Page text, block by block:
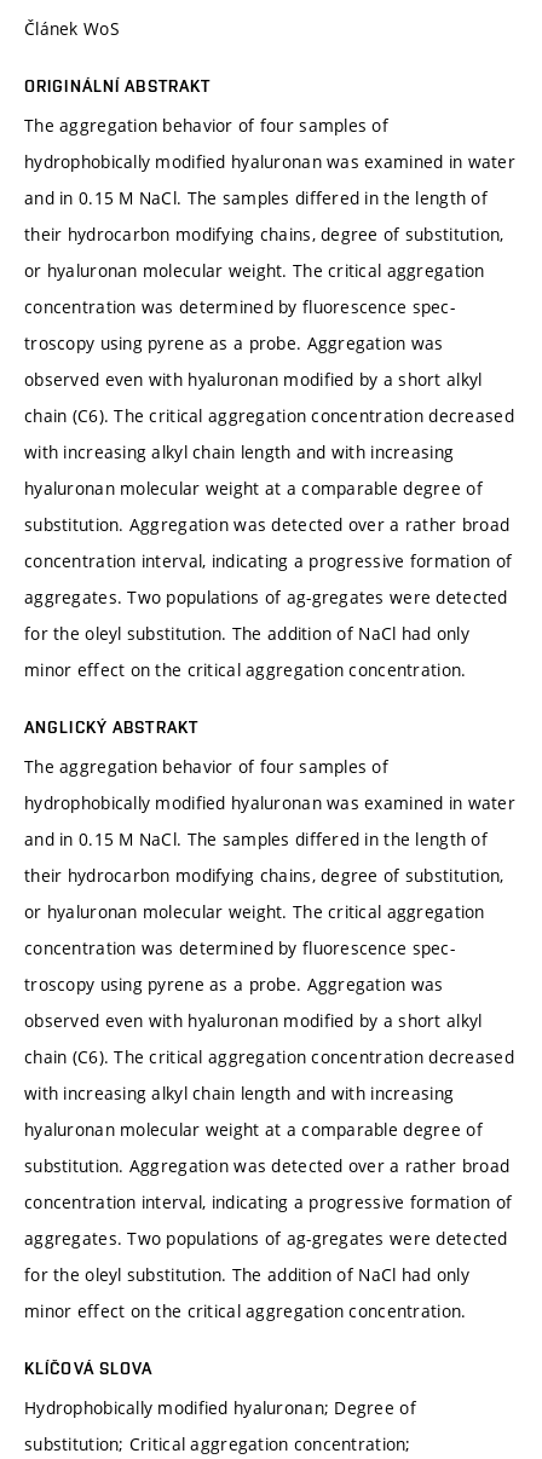
Článek WoS
ORIGINÁLNÍ ABSTRAKT
The aggregation behavior of four samples of
hydrophobically modified hyaluronan was examined in water
and in 0.15 M NaCl. The samples differed in the length of
their hydrocarbon modifying chains, degree of substitution,
or hyaluronan molecular weight. The critical aggregation
concentration was determined by fluorescence spec-
troscopy using pyrene as a probe. Aggregation was
observed even with hyaluronan modified by a short alkyl
chain (C6). The critical aggregation concentration decreased
with increasing alkyl chain length and with increasing
hyaluronan molecular weight at a comparable degree of
substitution. Aggregation was detected over a rather broad
concentration interval, indicating a progressive formation of
aggregates. Two populations of ag-gregates were detected
for the oleyl substitution. The addition of NaCl had only
minor effect on the critical aggregation concentration.
ANGLICKÝ ABSTRAKT
The aggregation behavior of four samples of
hydrophobically modified hyaluronan was examined in water
and in 0.15 M NaCl. The samples differed in the length of
their hydrocarbon modifying chains, degree of substitution,
or hyaluronan molecular weight. The critical aggregation
concentration was determined by fluorescence spec-
troscopy using pyrene as a probe. Aggregation was
observed even with hyaluronan modified by a short alkyl
chain (C6). The critical aggregation concentration decreased
with increasing alkyl chain length and with increasing
hyaluronan molecular weight at a comparable degree of
substitution. Aggregation was detected over a rather broad
concentration interval, indicating a progressive formation of
aggregates. Two populations of ag-gregates were detected
for the oleyl substitution. The addition of NaCl had only
minor effect on the critical aggregation concentration.
KLÍČOVÁ SLOVA
Hydrophobically modified hyaluronan; Degree of
substitution; Critical aggregation concentration;